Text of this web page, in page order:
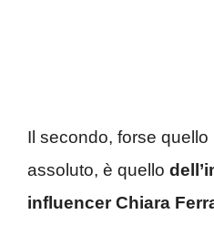
Il secondo, forse quello
assoluto, è quello
influencer Chiara